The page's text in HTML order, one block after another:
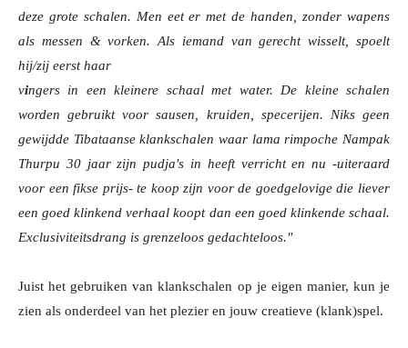
deze grote schalen. Men eet er met de handen, zonder wapens
als messen & vorken. Als iemand van gerecht wisselt, spoelt
hij/zij eerst haar
vingers in een kleinere schaal met water. De kleine schalen
worden gebruikt voor sausen, kruiden, specerijen. Niks geen
gewijdde Tibataanse klankschalen waar lama rimpoche Nampak
Thurpu 30 jaar zijn pudja's in heeft verricht en nu -uiteraard
voor een fikse prijs- te koop zijn voor de goedgelovige die liever
een goed klinkend verhaal koopt dan een goed klinkende schaal.
Exclusiviteitsdrang is grenzeloos gedachteloos."
Juist het gebruiken van klankschalen op je eigen manier, kun je
zien als onderdeel van het plezier en jouw creatieve (klank)spel.